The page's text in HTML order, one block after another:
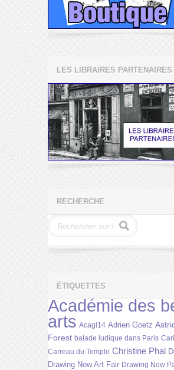
LES LIBRAIRES PARTENAIRES
RECHERCHE
ÉTIQUETTES
Académie des
arts Acagl14 Adrien Goetz
Forest balade ludique dans Paris
Carreau du Temple Christine Phal
Drawing Now Art Fair Drawing Now